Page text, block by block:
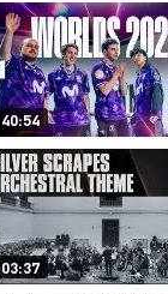
40:54
03:37